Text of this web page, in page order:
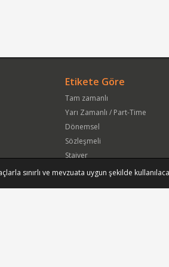
Etikete Göre
Tam zamanlı
Yarı Zamanlı / Part-Time
Dönemsel
Sözleşmeli
Stajyer
Freelance
sınırlı ve mevzuata uygun şekilde